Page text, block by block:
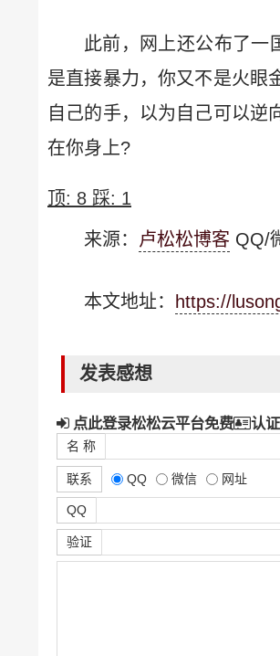
此前，网上还公布了一
是直接暴力，你又不是火眼
自己的手，以为自己可以逆
在你身上?
顶: 8 踩: 1
来源： 卢松松博客 QQ/
本文地址： https://
发表感想
点此登录松松云平台免费 认证
名 称
联系 QQ 微信 网址
QQ
验证